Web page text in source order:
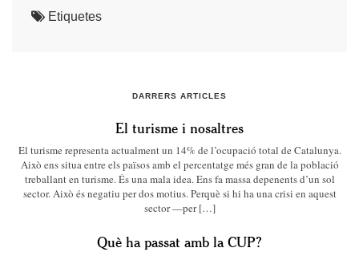
Etiquetes
DARRERS ARTICLES
El turisme i nosaltres
El turisme representa actualment un 14% de l’ocupació total de Catalunya.
Això ens situa entre els països amb el percentatge més gran de la població
treballant en turisme. És una mala idea. Ens fa massa depenents d’un sol
sector. Això és negatiu per dos motius. Perquè si hi ha una crisi en aquest
sector —per […]
Què ha passat amb la CUP?